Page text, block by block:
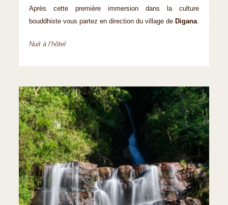
Après cette première immersion dans la culture
bouddhiste vous partez en direction du village de Digana.
Nuit à l’hôtel